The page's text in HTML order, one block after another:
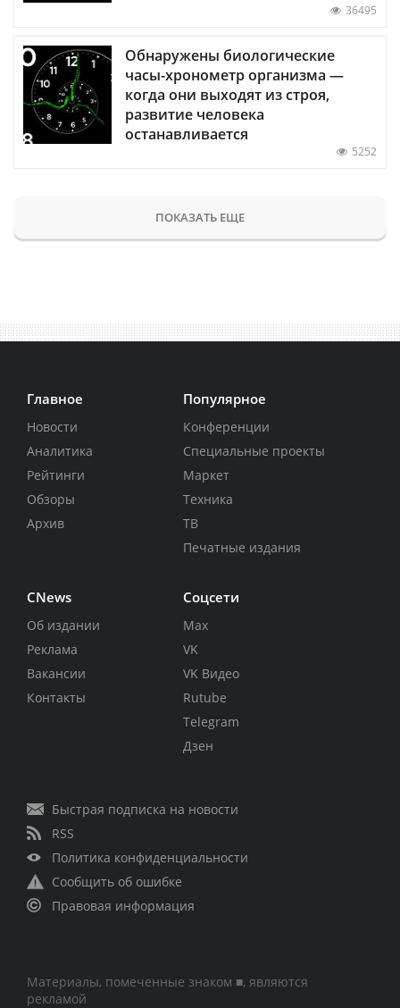
36495
Обнаружены биологические
часы-хронометр организма —
когда они выходят из строя,
развитие человека
останавливается
5252
ПОКАЗАТЬ ЕЩЕ
Главное
Новости
Аналитика
Рейтинги
Обзоры
Архив
Популярное
Конференции
Специальные проекты
Маркет
Техника
ТВ
Печатные издания
CNews
Об издании
Реклама
Вакансии
Контакты
Соцсети
Max
VK
VK Видео
Rutube
Telegram
Дзен
Быстрая подписка на новости
RSS
Политика конфиденциальности
Сообщить об ошибке
Правовая информация
Материалы, помеченные знаком ■, являются
рекламой